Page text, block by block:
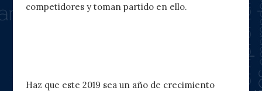
competidores y toman partido en ello.
Haz que este 2019 sea un año de crecimiento